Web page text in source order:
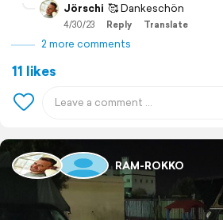
Jörschi 🥰 Dankeschön
4/30/23 Reply Translate
2 more comments
11 likes
RAM-ROKKO